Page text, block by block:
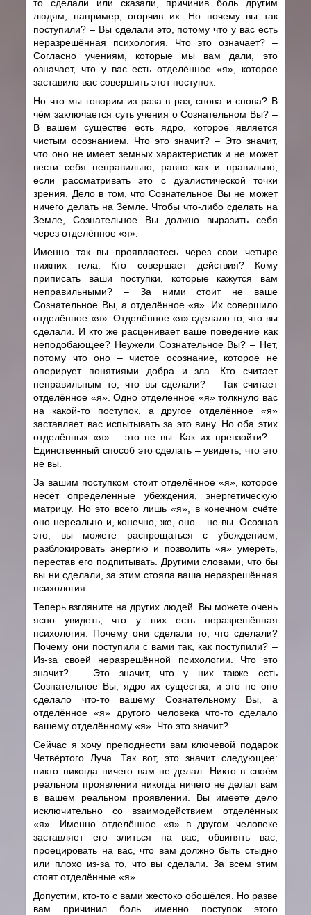
то сделали или сказали, причинив боль другим
людям, например, огорчив их. Но почему вы так
поступили? – Вы сделали это, потому что у вас есть
неразрешённая психология. Что это означает? –
Согласно учениям, которые мы вам дали, это
означает, что у вас есть отделённое «я», которое
заставило вас совершить этот поступок.
Но что мы говорим из раза в раз, снова и снова? В
чём заключается суть учения о Сознательном Вы? –
В вашем существе есть ядро, которое является
чистым осознанием. Что это значит? – Это значит,
что оно не имеет земных характеристик и не может
вести себя неправильно, равно как и правильно,
если рассматривать это с дуалистической точки
зрения. Дело в том, что Сознательное Вы не может
ничего делать на Земле. Чтобы что-либо сделать на
Земле, Сознательное Вы должно выразить себя
через отделённое «я».
Именно так вы проявляетесь через свои четыре
нижних тела. Кто совершает действия? Кому
приписать ваши поступки, которые кажутся вам
неправильными? – За ними стоит не ваше
Сознательное Вы, а отделённое «я». Их совершило
отделённое «я». Отделённое «я» сделало то, что вы
сделали. И кто же расценивает ваше поведение как
неподобающее? Неужели Сознательное Вы? – Нет,
потому что оно – чистое осознание, которое не
оперирует понятиями добра и зла. Кто считает
неправильным то, что вы сделали? – Так считает
отделённое «я». Одно отделённое «я» толкнуло вас
на какой-то поступок, а другое отделённое «я»
заставляет вас испытывать за это вину. Но оба этих
отделённых «я» – это не вы. Как их превзойти? –
Единственный способ это сделать – увидеть, что это
не вы.
За вашим поступком стоит отделённое «я», которое
несёт определённые убеждения, энергетическую
матрицу. Но это всего лишь «я», в конечном счёте
оно нереально и, конечно, же, оно – не вы. Осознав
это, вы можете распрощаться с убеждением,
разблокировать энергию и позволить «я» умереть,
перестав его подпитывать. Другими словами, что бы
вы ни сделали, за этим стояла ваша неразрешённая
психология.
Теперь взгляните на других людей. Вы можете очень
ясно увидеть, что у них есть неразрешённая
психология. Почему они сделали то, что сделали?
Почему они поступили с вами так, как поступили? –
Из-за своей неразрешённой психологии. Что это
значит? – Это значит, что у них также есть
Сознательное Вы, ядро их существа, и это не оно
сделало что-то вашему Сознательному Вы, а
отделённое «я» другого человека что-то сделало
вашему отделённому «я». Что это значит?
Сейчас я хочу преподнести вам ключевой подарок
Четвёртого Луча. Так вот, это значит следующее:
никто никогда ничего вам не делал. Никто в своём
реальном проявлении никогда ничего не делал вам
в вашем реальном проявлении. Вы имеете дело
исключительно со взаимодействием отделённых
«я». Именно отделённое «я» в другом человеке
заставляет его злиться на вас, обвинять вас,
проецировать на вас, что вам должно быть стыдно
или плохо из-за то, что вы сделали. За всем этим
стоят отделённые «я».
Допустим, кто-то с вами жестоко обошёлся. Но разве
вам причинил боль именно поступок этого